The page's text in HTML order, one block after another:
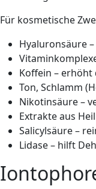
Für kosmetische
Hyaluronsäure
Koffein –
Ton, Schlamm
Nikotinsäure –
Extrakte aus
Salicylsäure –
Lidase – hilft